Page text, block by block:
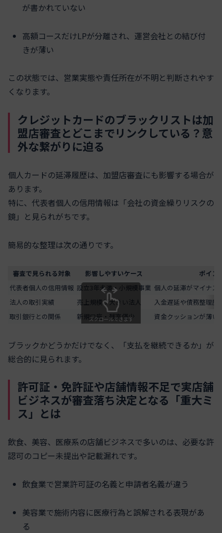
が書かれていない
高額コースだけLPが分離され、運営会社との結び付
きが薄い
この状態では、営業実態や責任所在が不明と判断されやす
くなります。
クレジットカードのブラックリストは加
盟店審査とどこまでリンクしている？意
外な繋がりに迫る
個人カードの延滞履歴は、加盟店審査にも影響する場合が
あります。
特に、代表者個人の信用情報は「会社の資金繰りリスクの
鏡」と見られがちです。
簡易的な整理は次の通りです。
審査で見られる対象 影響しやすいケース
ポイン
代表者個人の信用情報 設立3年未満・小規模事業 個人の延滞がマイナス
法人の取引実績
売上規模が大きい法人
入金遅延や債務整理歴
取引銀行との関係
新規口座・残高僅少 資金クッションが薄い
スクロールできます
ブラックかどうかだけでなく、「支払を継続できるか」が
総合的に見られます。
許可証・免許証や店舗情報不足で実店舗
ビジネスが審査落ち決定となる「重大ミ
ス」とは
飲食、美容、医療系の店舗ビジネスで多いのは、必要な許
認可のコピー未提出や記載漏れです。
飲食業で営業許可証の名義と申請者名義が違う
美容業で施術内容に医療行為と誤解される表現があ
る